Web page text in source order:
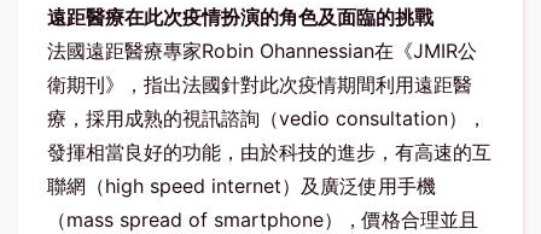
遠距醫療在此次疫情扮演的角色及面臨的挑戰
法國遠距醫療專家Robin Ohannessian在《JMIR公
衛期刊》，指出法國針對此次疫情期間利用遠距醫
療，採用成熟的視訊諮詢（vedio consultation），
發揮相當良好的功能，由於科技的進步，有高速的互
聯網（high speed internet）及廣泛使用手機
（mass spread of smartphone），價格合理並且